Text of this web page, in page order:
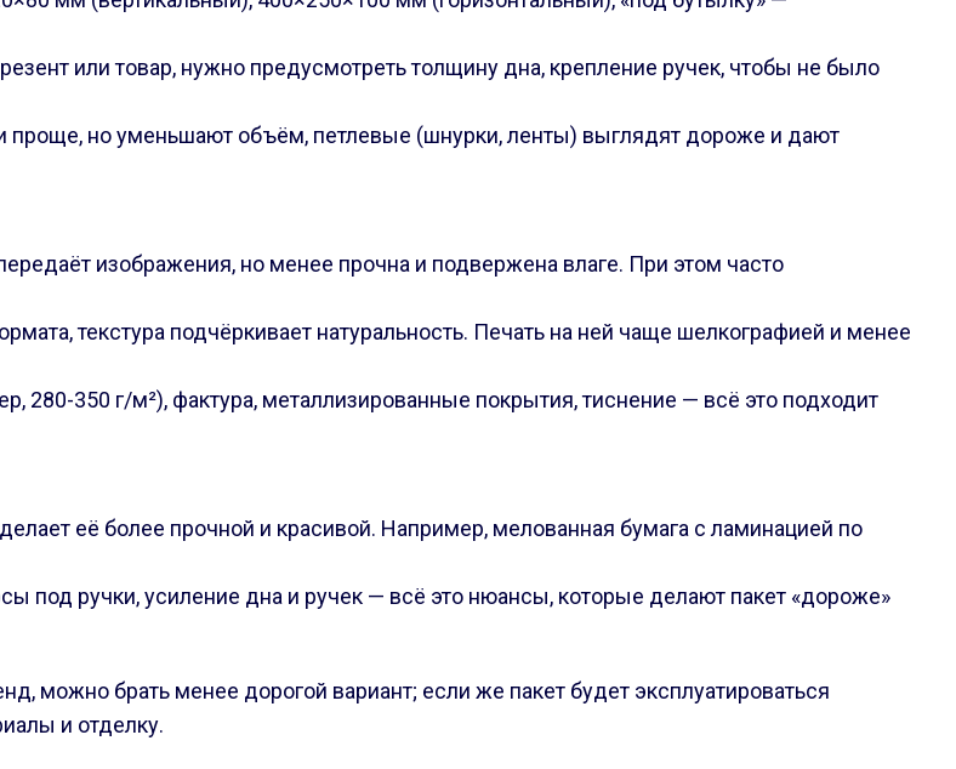
или товар, нужно предусмотреть толщину дна, крепление ручек, чтобы не было
проще, но уменьшают объём, петлевые (шнурки, ленты) выглядят дороже и дают
изображения, но менее прочна и подвержена влаге. При этом часто
текстура подчёркивает натуральность. Печать на ней чаще шелкографией и менее
280-350 г/м²), фактура, металлизированные покрытия, тиснение — всё это подходит
её более прочной и красивой. Например, мелованная бумага с ламинацией по
под ручки, усиление дна и ручек — всё это нюансы, которые делают пакет «дороже»
можно брать менее дорогой вариант; если же пакет будет эксплуатироваться
и отделку.